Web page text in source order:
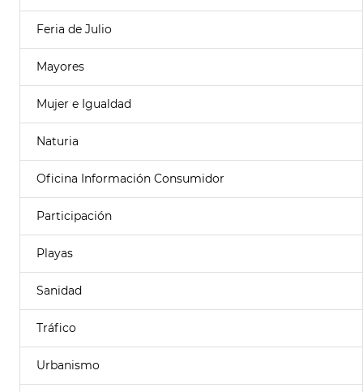
Feria de Julio
Mayores
Mujer e Igualdad
Naturia
Oficina Información Consumidor
Participación
Playas
Sanidad
Tráfico
Urbanismo